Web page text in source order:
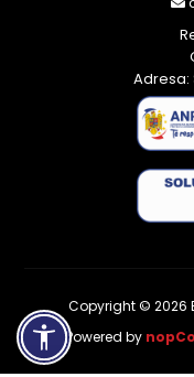
Adresa:
Copyright © 2026
Powered by